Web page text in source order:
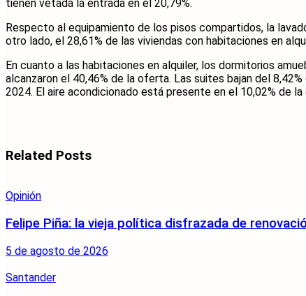
tienen vetada la entrada en el 20,79%.
Respecto al equipamiento de los pisos compartidos, la
otro lado, el 28,61% de las viviendas con habitaciones en
En cuanto a las habitaciones en alquiler, los dormitorios
alcanzaron el 40,46% de la oferta. Las suites bajan del
2024. El aire acondicionado está presente en el 10,02% de
Related Posts
Opinión
Felipe Piña: la vieja política disfrazada de
5 de agosto de 2026
Santander